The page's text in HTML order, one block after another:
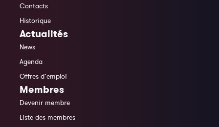
Contacts
Historique
Actualités
News
Agenda
Offres d’emploi
Membres
Devenir membre
Liste des membres